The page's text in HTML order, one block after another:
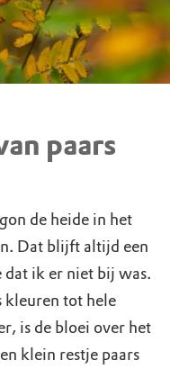
paars
de heide in het
Dat blijft altijd een
dat ik er niet bij was.
kleuren tot hele
is de bloei over het
klein restje paars